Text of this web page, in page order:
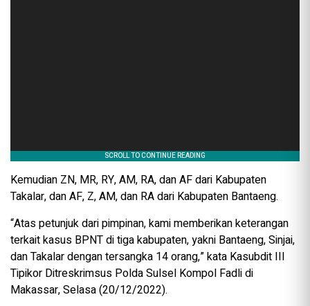
Kemudian ZN, MR, RY, AM, RA, dan AF dari Kabupaten
Takalar, dan AF, Z, AM, dan RA dari Kabupaten Bantaeng.
“Atas petunjuk dari pimpinan, kami memberikan keterangan
terkait kasus BPNT di tiga kabupaten, yakni Bantaeng, Sinjai,
dan Takalar dengan tersangka 14 orang,” kata Kasubdit III
Tipikor Ditreskrimsus Polda Sulsel Kompol Fadli di
Makassar, Selasa (20/12/2022).